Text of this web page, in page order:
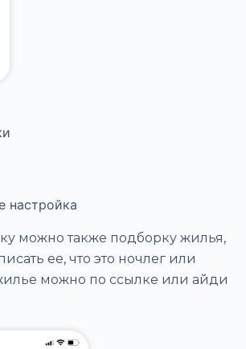
настройка
можно также подборку жилья,
ее, что это ночлег или
можно по ссылке или айди